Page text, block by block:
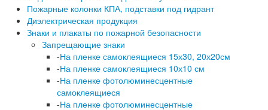
Пожарные колонки КПА, подставки под гидрант
Диэлектрическая продукция
Знаки и плакаты по пожарной безопасности
Запрещающие знаки
-На пленке самоклеящиеся 15х30, 20х20см
-На пленке самоклеящиеся 10х10 см
-На пленке фотолюминесцентные
самоклеящиеся
-На пленке фотолюминесцентные